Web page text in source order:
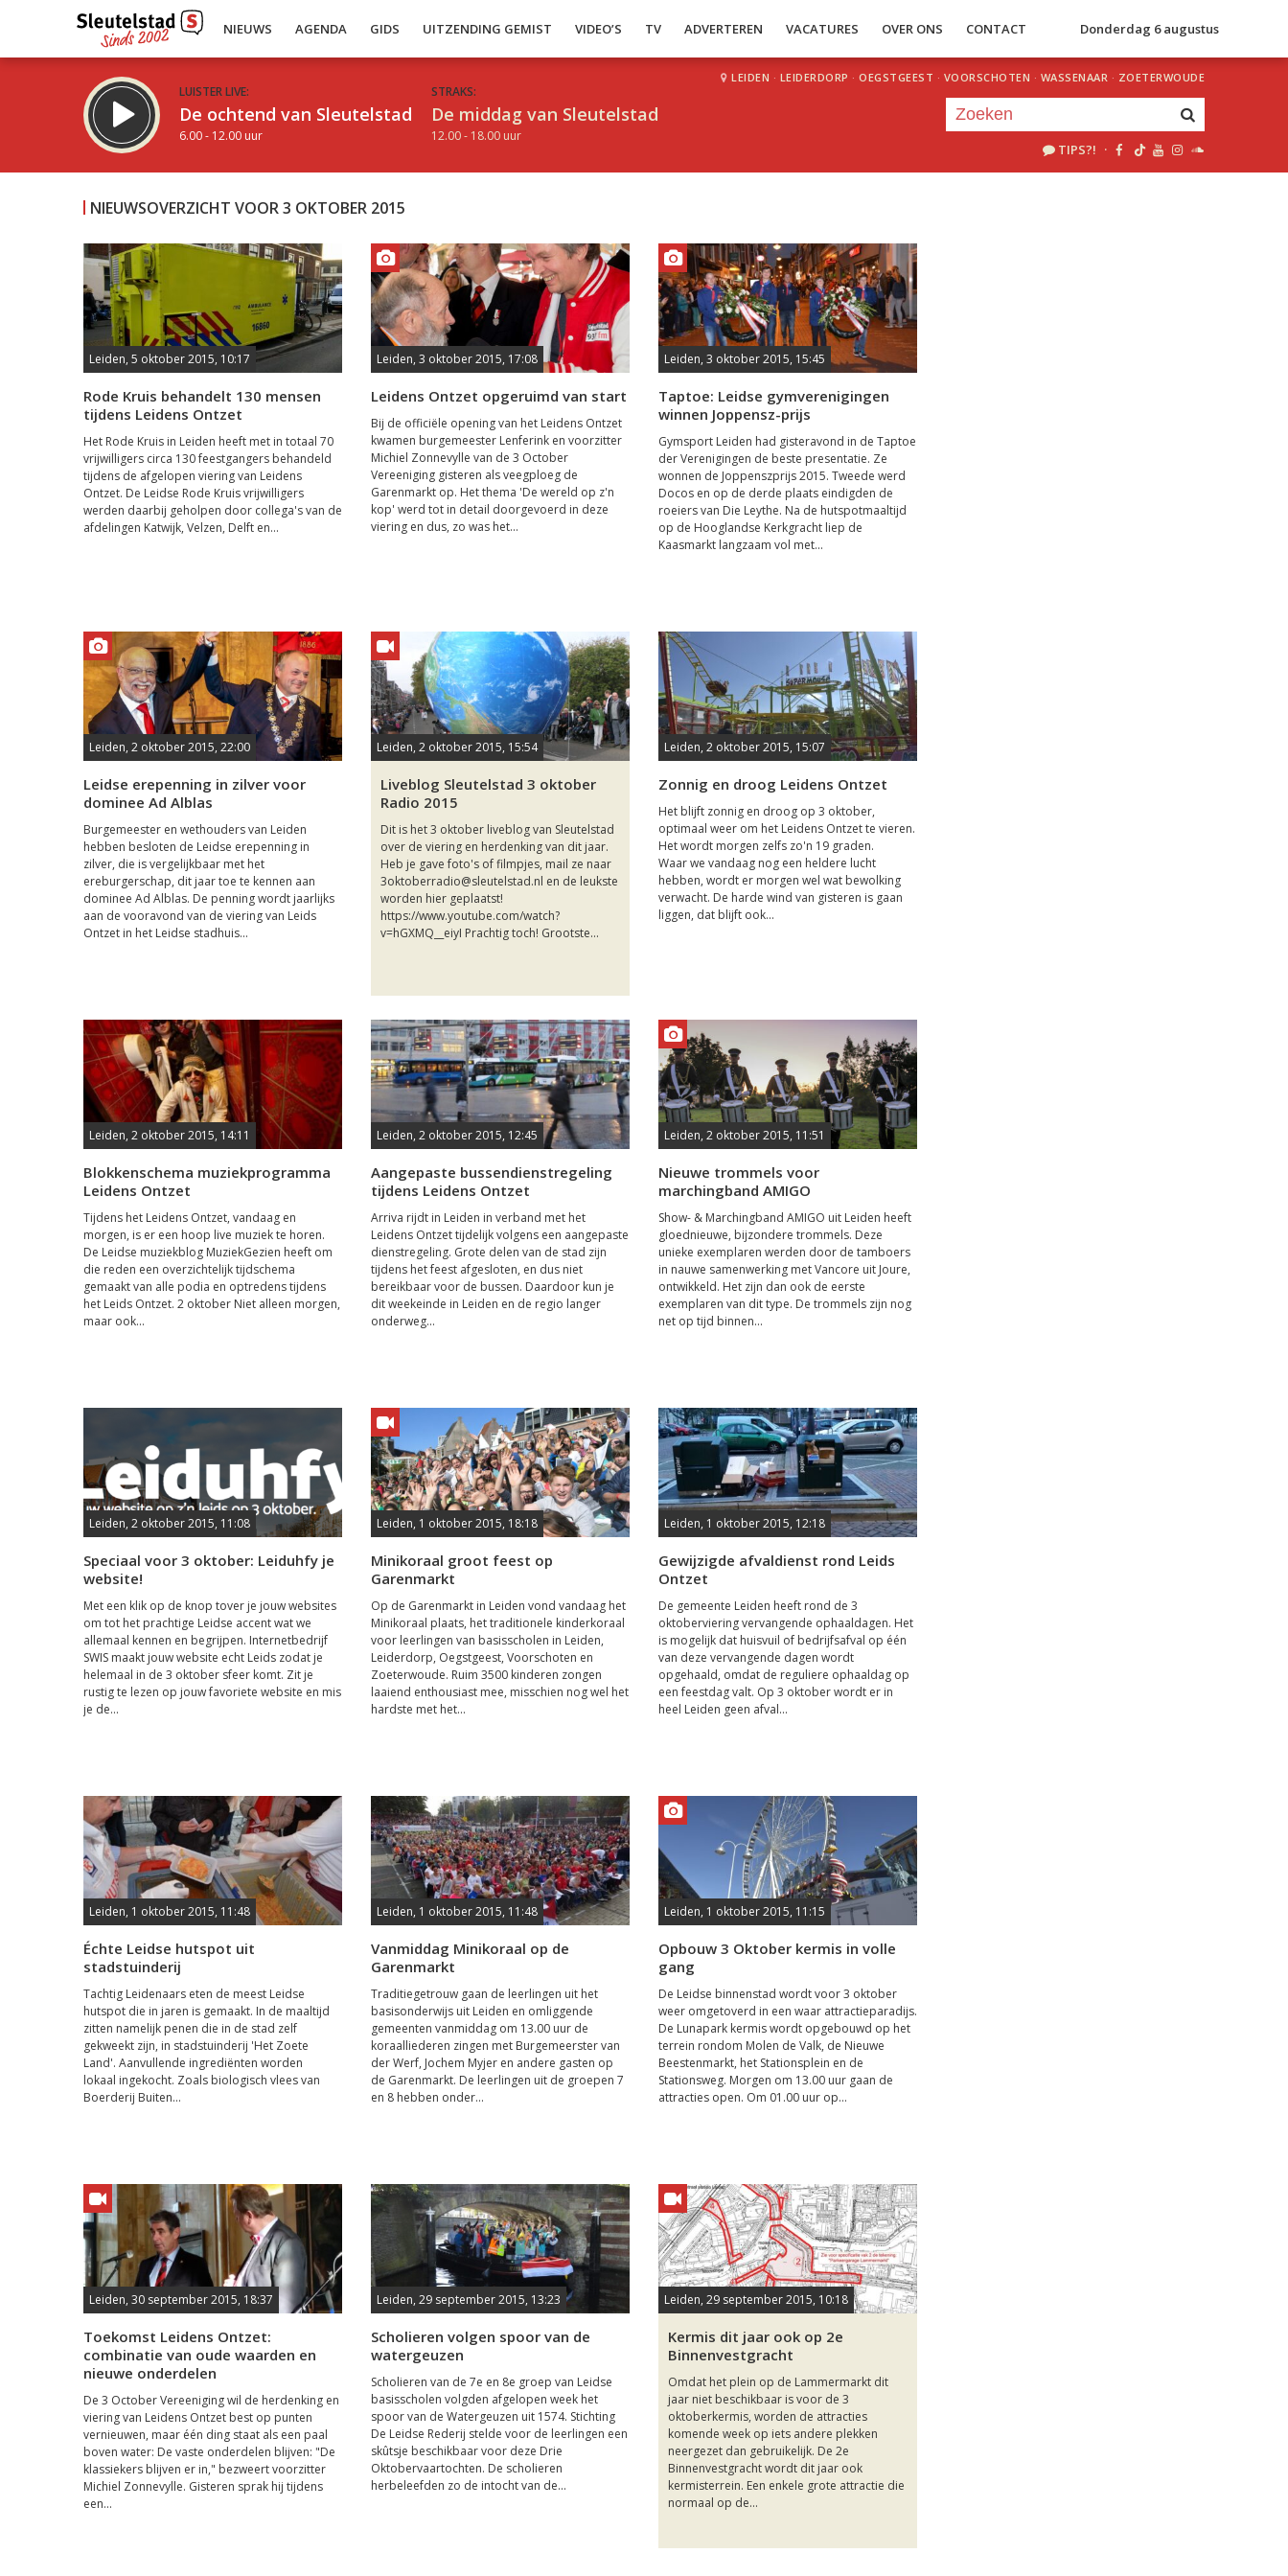
NIEUWS AGENDA GIDS UITZENDING GEMIST VIDEO’S TV ADVERTEREN VACATURES OVER ONS CONTACT Donderdag 6 augustus
LUISTER LIVE:
De ochtend van Sleutelstad
6.00 - 12.00 uur
STRAKS:
De middag van Sleutelstad
12.00 - 18.00 uur
LEIDEN · LEIDERDORP · OEGSTGEEST · VOORSCHOTEN · WASSENAAR · ZOETERWOUDE
TIPS?! ·
Inklappen
NIEUWSOVERZICHT VOOR 3 OKTOBER 2015
Leiden, 5 oktober 2015, 10:17
Rode Kruis behandelt 130 mensen
tijdens Leidens Ontzet
Het Rode Kruis in Leiden heeft met in totaal 70
vrijwilligers circa 130 feestgangers behandeld
tijdens de afgelopen viering van Leidens
Ontzet. De Leidse Rode Kruis vrijwilligers
werden daarbij geholpen door collega's van de
afdelingen Katwijk, Velzen, Delft en...
Leiden, 3 oktober 2015, 17:08
Leidens Ontzet opgeruimd van start
Bij de officiële opening van het Leidens Ontzet
kwamen burgemeester Lenferink en voorzitter
Michiel Zonnevylle van de 3 October
Vereeniging gisteren als veegploeg de
Garenmarkt op. Het thema 'De wereld op z'n
kop' werd tot in detail doorgevoerd in deze
viering en dus, zo was het...
Leiden, 3 oktober 2015, 15:45
Taptoe: Leidse gymverenigingen
winnen Joppensz-prijs
Gymsport Leiden had gisteravond in de Taptoe
der Verenigingen de beste presentatie. Ze
wonnen de Joppenszprijs 2015. Tweede werd
Docos en op de derde plaats eindigden de
roeiers van Die Leythe. Na de hutspotmaaltijd
op de Hooglandse Kerkgracht liep de
Kaasmarkt langzaam vol met...
Leiden, 2 oktober 2015, 22:00
Leidse erepenning in zilver voor
dominee Ad Alblas
Burgemeester en wethouders van Leiden
hebben besloten de Leidse erepenning in
zilver, die is vergelijkbaar met het
ereburgerschap, dit jaar toe te kennen aan
dominee Ad Alblas. De penning wordt jaarlijks
aan de vooravond van de viering van Leids
Ontzet in het Leidse stadhuis...
Leiden, 2 oktober 2015, 15:54
Liveblog Sleutelstad 3 oktober
Radio 2015
Dit is het 3 oktober liveblog van Sleutelstad
over de viering en herdenking van dit jaar.
Heb je gave foto's of filmpjes, mail ze naar
3oktoberradio@sleutelstad.nl en de leukste
worden hier geplaatst!
https://www.youtube.com/watch?
v=hGXMQ__eiyI Prachtig toch! Grootste...
Leiden, 2 oktober 2015, 15:07
Zonnig en droog Leidens Ontzet
Het blijft zonnig en droog op 3 oktober,
optimaal weer om het Leidens Ontzet te vieren.
Het wordt morgen zelfs zo'n 19 graden.
Waar we vandaag nog een heldere lucht
hebben, wordt er morgen wel wat bewolking
verwacht. De harde wind van gisteren is gaan
liggen, dat blijft ook...
Leiden, 2 oktober 2015, 14:11
Blokkenschema muziekprogramma
Leidens Ontzet
Tijdens het Leidens Ontzet, vandaag en
morgen, is er een hoop live muziek te horen.
De Leidse muziekblog MuziekGezien heeft om
die reden een overzichtelijk tijdschema
gemaakt van alle podia en optredens tijdens
het Leids Ontzet. 2 oktober Niet alleen morgen,
maar ook...
Leiden, 2 oktober 2015, 12:45
Aangepaste bussendienstregeling
tijdens Leidens Ontzet
Arriva rijdt in Leiden in verband met het
Leidens Ontzet tijdelijk volgens een aangepaste
dienstregeling. Grote delen van de stad zijn
tijdens het feest afgesloten, en dus niet
bereikbaar voor de bussen. Daardoor kun je
dit weekeinde in Leiden en de regio langer
onderweg...
Leiden, 2 oktober 2015, 11:51
Nieuwe trommels voor
marchingband AMIGO
Show- & Marchingband AMIGO uit Leiden heeft
gloednieuwe, bijzondere trommels. Deze
unieke exemplaren werden door de tamboers
in nauwe samenwerking met Vancore uit Joure,
ontwikkeld. Het zijn dan ook de eerste
exemplaren van dit type. De trommels zijn nog
net op tijd binnen...
Leiden, 2 oktober 2015, 11:08
Speciaal voor 3 oktober: Leiduhfy je
website!
Met een klik op de knop tover je jouw websites
om tot het prachtige Leidse accent wat we
allemaal kennen en begrijpen. Internetbedrijf
SWIS maakt jouw website echt Leids zodat je
helemaal in de 3 oktober sfeer komt. Zit je
rustig te lezen op jouw favoriete website en mis
je de...
Leiden, 1 oktober 2015, 18:18
Minikoraal groot feest op
Garenmarkt
Op de Garenmarkt in Leiden vond vandaag het
Minikoraal plaats, het traditionele kinderkoraal
voor leerlingen van basisscholen in Leiden,
Leiderdorp, Oegstgeest, Voorschoten en
Zoeterwoude. Ruim 3500 kinderen zongen
laaiend enthousiast mee, misschien nog wel het
hardste met het...
Leiden, 1 oktober 2015, 12:18
Gewijzigde afvaldienst rond Leids
Ontzet
De gemeente Leiden heeft rond de 3
oktoberviering vervangende ophaaldagen. Het
is mogelijk dat huisvuil of bedrijfsafval op één
van deze vervangende dagen wordt
opgehaald, omdat de reguliere ophaaldag op
een feestdag valt. Op 3 oktober wordt er in
heel Leiden geen afval...
Leiden, 1 oktober 2015, 11:48
Échte Leidse hutspot uit
stadstuinderij
Tachtig Leidenaars eten de meest Leidse
hutspot die in jaren is gemaakt. In de maaltijd
zitten namelijk penen die in de stad zelf
gekweekt zijn, in stadstuinderij 'Het Zoete
Land'. Aanvullende ingrediënten worden
lokaal ingekocht. Zoals biologisch vlees van
Boerderij Buiten...
Leiden, 1 oktober 2015, 11:48
Vanmiddag Minikoraal op de
Garenmarkt
Traditiegetrouw gaan de leerlingen uit het
basisonderwijs uit Leiden en omliggende
gemeenten vanmiddag om 13.00 uur de
koraalliederen zingen met Burgemeerster van
der Werf, Jochem Myjer en andere gasten op
de Garenmarkt. De leerlingen uit de groepen 7
en 8 hebben onder...
Leiden, 1 oktober 2015, 11:15
Opbouw 3 Oktober kermis in volle
gang
De Leidse binnenstad wordt voor 3 oktober
weer omgetoverd in een waar attractieparadijs.
De Lunapark kermis wordt opgebouwd op het
terrein rondom Molen de Valk, de Nieuwe
Beestenmarkt, het Stationsplein en de
Stationsweg. Morgen om 13.00 uur gaan de
attracties open. Om 01.00 uur op...
Leiden, 30 september 2015, 18:37
Toekomst Leidens Ontzet:
combinatie van oude waarden en
nieuwe onderdelen
De 3 October Vereeniging wil de herdenking en
viering van Leidens Ontzet best op punten
vernieuwen, maar één ding staat als een paal
boven water: De vaste onderdelen blijven: "De
klassiekers blijven er in," bezweert voorzitter
Michiel Zonnevylle. Gisteren sprak hij tijdens
een...
Leiden, 29 september 2015, 13:23
Scholieren volgen spoor van de
watergeuzen
Scholieren van de 7e en 8e groep van Leidse
basisscholen volgden afgelopen week het
spoor van de Watergeuzen uit 1574. Stichting
De Leidse Rederij stelde voor de leerlingen een
skûtsje beschikbaar voor deze Drie
Oktobervaartochten. De scholieren
herbeleefden zo de intocht van de...
Leiden, 29 september 2015, 10:18
Kermis dit jaar ook op 2e
Binnenvestgracht
Omdat het plein op de Lammermarkt dit
jaar niet beschikbaar is voor de 3
oktoberkermis, worden de attracties
komende week op iets andere plekken
neergezet dan gebruikelijk. De 2e
Binnenvestgracht wordt dit jaar ook
kermisterrein. Een enkele grote attractie die
normaal op de...